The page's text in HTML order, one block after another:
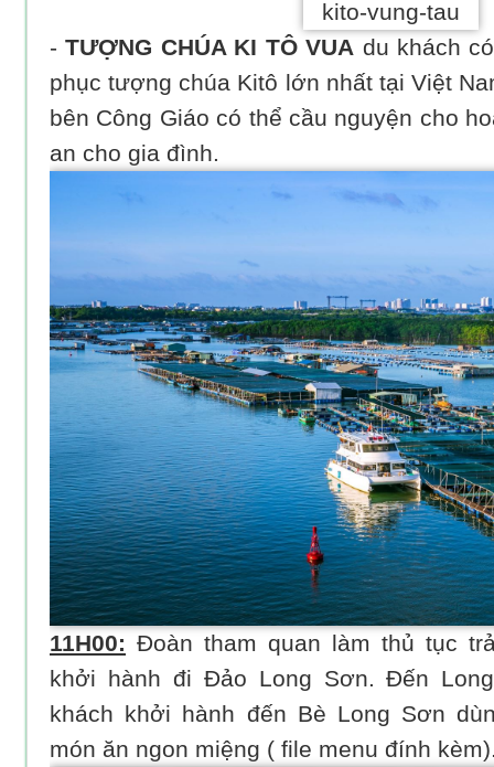
-TƯỢNG CHÚA KI TÔ VUA du khách
phục tượng chúa Kitô lớn nhất tại Việt
bên Công Giáo có thể cầu nguyện cho
an cho gia đình.
11H00: Đoàn tham quan làm thủ tục
khởi hành đi Đảo Long Sơn. Đến
khách khởi hành đến Bè Long Sơn
món ăn ngon miệng ( file menu đính